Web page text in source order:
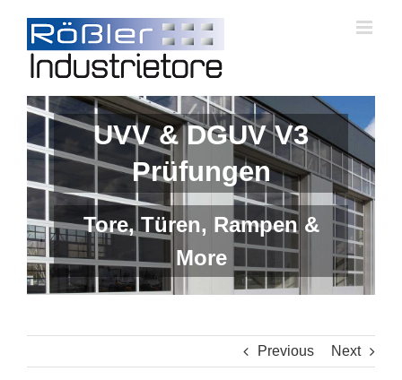
content
UVV & DGUV V3
Prüfungen
Tore, Türen, Rampen &
More
Previous Next